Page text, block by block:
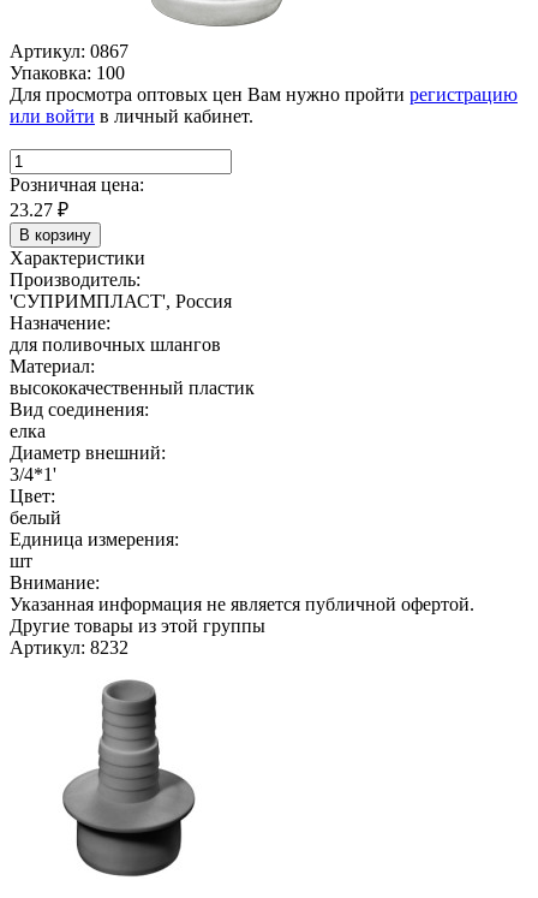
Артикул: 0867
Упаковка: 100
Для просмотра оптовых цен Вам нужно пройти регистрацию
или войти в личный кабинет.
Розничная цена:
23.27 ₽
В корзину
Характеристики
Производитель:
'СУПРИМПЛАСТ', Россия
Назначение:
для поливочных шлангов
Материал:
высококачественный пластик
Вид соединения:
елка
Диаметр внешний:
3/4*1'
Цвет:
белый
Единица измерения:
шт
Внимание:
Указанная информация не является публичной офертой.
Другие товары из этой группы
Артикул: 8232